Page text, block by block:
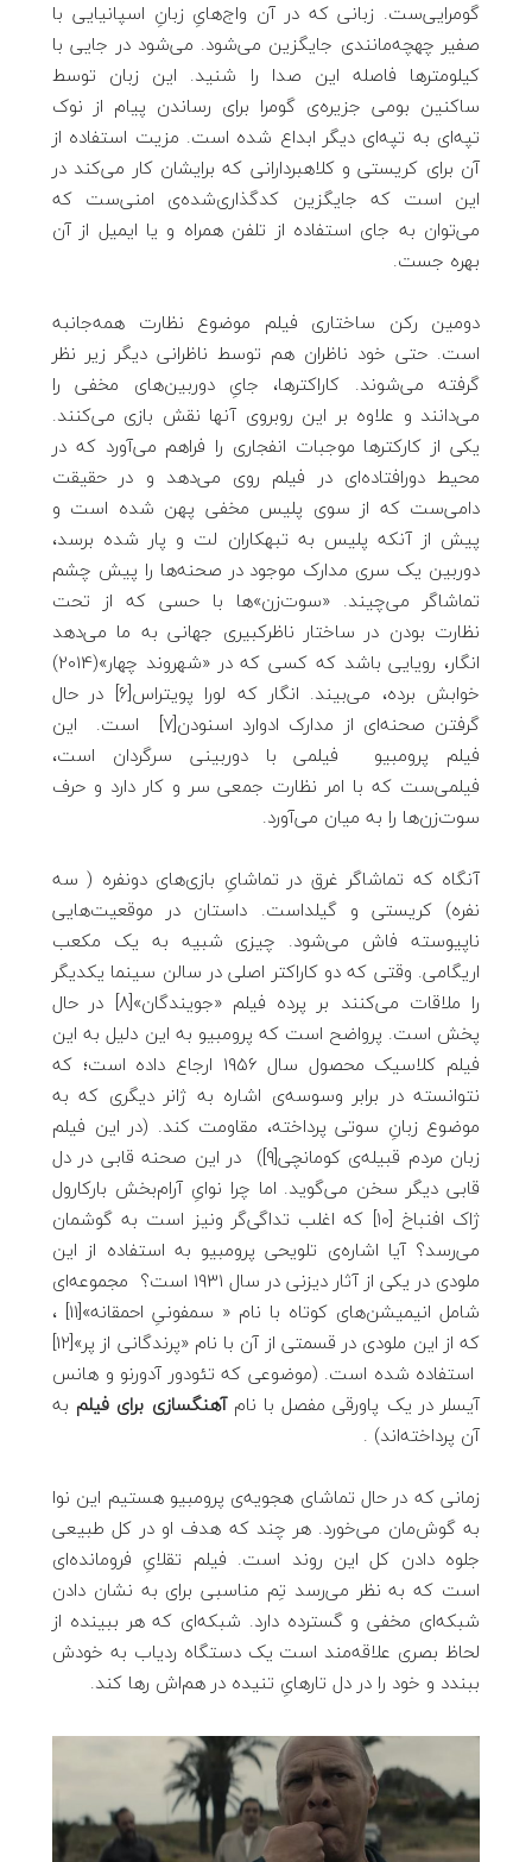
گومرایی‌ست. زبانی که در آن واج‌هایِ زبانِ اسپانیایی با
صفیر چهچه‌‌مانندی جایگزین می‌شود. می‌شود در جایی با
کیلومترها فاصله این صدا را شنید. این زبان توسط
ساکنین بومی جزیره‌ی گومرا برای رساندن پیام از نوک
تپه‌ای به تپه‌ای دیگر ابداع شده است. مزیت استفاده از
آن برای کریستی و کلاهبردارانی که برایشان کار می‌کند در
این است که جایگزین کدگذاری‌شده‌ی امنی‌ست که
می‌توان به جای استفاده از تلفن همراه و یا ایمیل از آن
بهره جست.
دومین رکن ساختاری فیلم موضوع نظارت همه‌جانبه
است. حتی خود ناظران هم توسط ناظرانی دیگر زیر نظر
گرفته می‌شوند. کاراکترها، جایِ دوربین‌های مخفی را
می‌دانند و علاوه بر این روبروی آنها نقش بازی می‌کنند.
یکی از کارکترها موجبات انفجاری را فراهم می‌آورد که در
محیط دورافتاده‌ای در فیلم روی می‌دهد و در حقیقت
دامی‌ست که از سوی پلیس مخفی پهن شده است و
پیش از آنکه پلیس به تبهکاران لت و پار شده برسد،
دوربین یک سری مدارک موجود در صحنه‌ها را پیش چشم
تماشاگر می‌چیند. «سوت‌زن‌»‌ها با حسی که از تحت
نظارت بودن در ساختار ناظرکبیری جهانی به ما می‌دهد
انگار، رویایی باشد که کسی که در «شهروند چهار»(2014)
خوابش برده، می‌بیند. انگار که لورا پویتراس[6] در حال
گرفتن صحنه‌ای از مدارک ادوارد اسنودن[7] است. این
فیلم پرومبیو فیلمی با دوربینی سرگردان است،
فیلمی‌ست که با امر نظارت جمعی سر و کار دارد و حرف
سوت‌زن‌ها را به میان می‌آورد.
آنگاه که تماشاگر غرق در تماشایِ بازی‌های دونفره ( سه
نفره) کریستی و گیلداست. داستان در موقعیت‌هایی
ناپیوسته فاش می‌شود. چیزی شبیه به یک مکعب
اریگامی. وقتی که دو کاراکتر اصلی در سالن سینما یکدیگر
را ملاقات می‌کنند بر پرده فیلم «جویندگان»[8] در حال
پخش است. پرواضح است که پرومبیو به این دلیل به این
فیلم کلاسیک محصول سال 1956 ارجاع داده است؛ که
نتوانسته در برابر وسوسه‌ی اشاره به ژانر دیگری که به
موضوع زبانِ سوتی پرداخته، مقاومت کند. (در این فیلم
زبان مردم قبیله‌ی کومانچی[9]) در این صحنه قابی در دل
قابی دیگر سخن می‌گوید. اما چرا نوایِ آرام‌بخش بارکارول
ژاک افنباخ [10] که اغلب تداگی‌گر ونیز است به گوشمان
می‌رسد؟ آیا اشاره‌ی تلویحی پرومبیو به استفاده از این
ملودی در یکی از آثار دیزنی در سال 1931 است؟ مجموعه‌ای
شامل انیمیشن‌های کوتاه با نام « سمفونیِ احمقانه»[11] ،
که از این ملودی در قسمتی از آن با نام «پرندگانی از پر»[12]
استفاده شده است. (موضوعی که تئودور آدورنو و هانس
آیسلر در یک پاورقی مفصل با نامآهنگسازی برای فیلم به
آن پرداخته‌اند) .
زمانی که در حال تماشای هجویه‌ی پرومبیو هستیم این نوا
به گوش‌مان می‌خورد. هر چند که هدف او در کل طبیعی
جلوه دادن کل این روند است. فیلم تقلایِ فرومانده‌ای
است که به نظر می‌رسد تِم مناسبی برای به نشان دادن
شبکه‌ای مخفی و گسترده دارد. شبکه‌ای که هر ببینده از
لحاظ بصری علاقه‌مند است یک دستگاه ردیاب به خودش
ببندد و خود را در دل تار‌هایِ تنیده در هم‌اش رها کند.